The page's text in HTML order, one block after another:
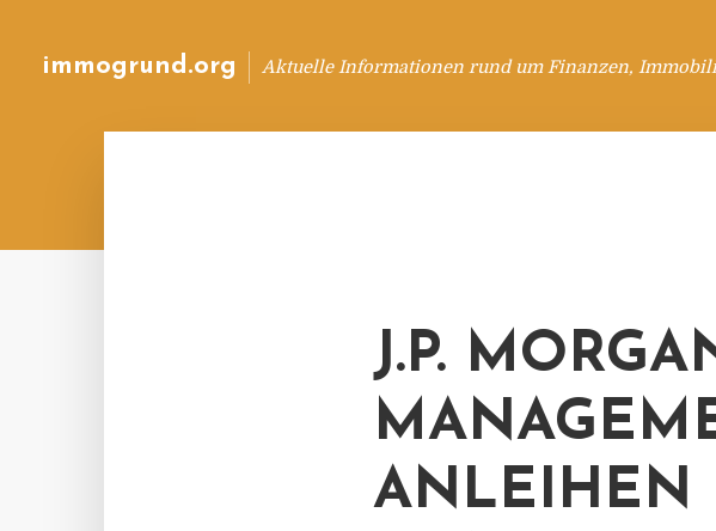
immogrund.org Aktuelle Informationen rund um Finanzen,
J.P.
ANLEIHEN